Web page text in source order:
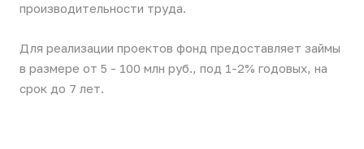
производительности труда.
Для реализации проектов фонд предоставляет займы
в размере от 5 - 100 млн руб., под 1-2% годовых, на
срок до 7 лет.